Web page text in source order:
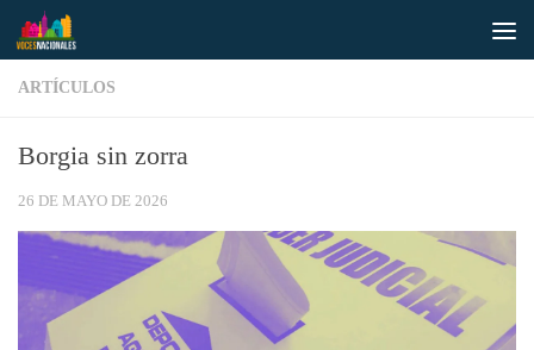
Saltar al contenido
ARTÍCULOS
Borgia sin zorra
26 DE MAYO DE 2026